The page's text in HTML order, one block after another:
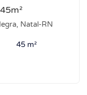
Natal-RN
45 m²